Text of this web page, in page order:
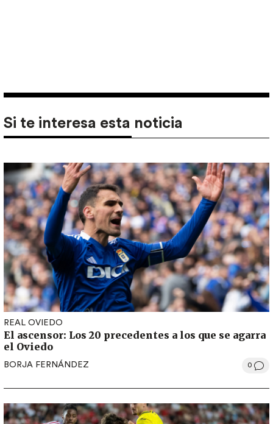
Si te interesa esta noticia
REAL OVIEDO
El ascensor: Los 20 precedentes a los que se agarra
el Oviedo
BORJA FERNÁNDEZ 0